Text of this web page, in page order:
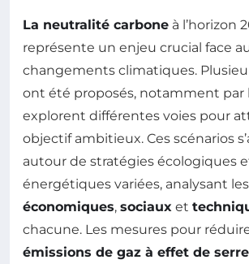
La neutralité carbone à l’horizon
représente un enjeu crucial face
changements climatiques.
ont été proposés, notamment par
explorent différentes voies pour
objectif ambitieux. Ces scénarios
autour de stratégies écologiques
énergétiques variées, analysant
économiques, sociaux et
chacune. Les mesures pour
émissions de gaz à effet de serre